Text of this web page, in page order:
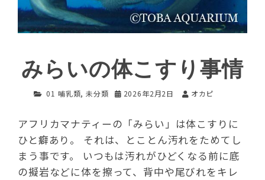
みらいの体こすり事情
01 哺乳類,未分類 2026年2月2日 オカピ
アフリカマナティーの「みらい」は体こすりに
ひと癖あり。 それは、とことん汚れをためてし
まう事です。 いつもは汚れがひどくなる前に底
の擬岩などに体を擦って、背中や尾びれをキレ